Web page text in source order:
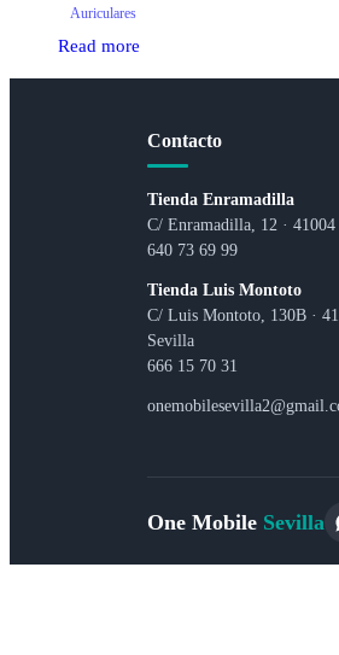
Auriculares
Read more
Contacto
Tienda Enramadilla
C/ Enramadilla, 12 ·
640 73 69 99
Tienda Luis Montoto
C/ Luis Montoto, 130B ·
Sevilla
666 15 70 31
One Mobile Sevilla